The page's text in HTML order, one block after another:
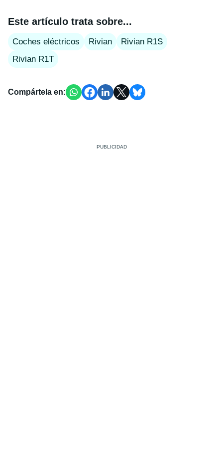
Este artículo trata sobre...
Coches eléctricos Rivian
Rivian R1S
Rivian R1T
Compártela en: